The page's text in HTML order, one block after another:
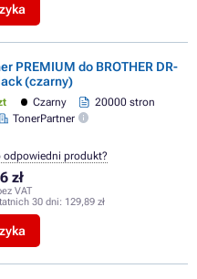
PREMIUM do BROTHER DR-
(czarny)
Czarny
20000 stron
TonerPartner
zł
VAT
30 dni: 129,89 zł
odpowiedni produkt?